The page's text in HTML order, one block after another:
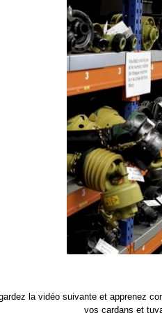
la vidéo suivante et apprenez
vos cardans et